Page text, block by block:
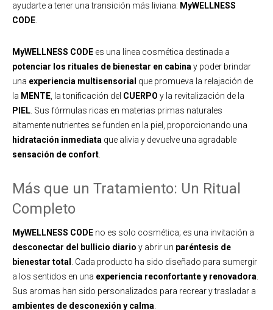
ayudarte a tener una transición más liviana: MyWELLNESS
CODE
MyWELLNESS CODE es una línea cosmética destinada a
potenciar los rituales de bienestar en cabina y poder brindar
una experiencia multisensorial que promueva la relajación de
la MENTE , la tonificación del CUERPO y la revitalización de la
PIEL . Sus fórmulas ricas en materias primas naturales
altamente nutrientes se funden en la piel, proporcionando una
hidratación inmediata que alivia y devuelve una agradable
sensación de confort
Más que un Tratamiento: Un Ritual
Completo
MyWELLNESS CODE no es solo cosmética; es una invitación a
desconectar del bullicio diario y abrir un paréntesis de
bienestar total
. Cada producto ha sido diseñado para sumergir
a los sentidos en una experiencia reconfortante y renovadora
Sus aromas han sido personalizados para recrear y trasladar a
ambientes de desconexión y calma